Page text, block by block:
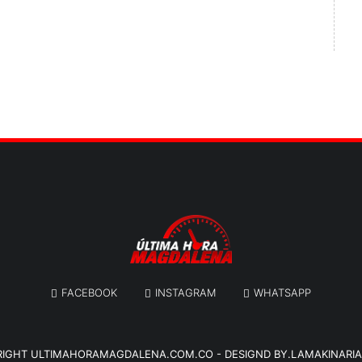
FACEBOOK INSTAGRAM WHATSAPP
ULTIMAHORAMAGDALENA.COM.CO - DESIGND